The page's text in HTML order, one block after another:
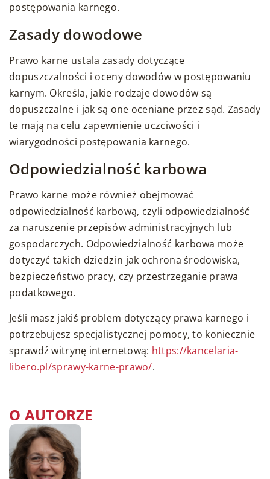
postępowania karnego.
Zasady dowodowe
Prawo karne ustala zasady dotyczące
dopuszczalności i oceny dowodów w postępowaniu
karnym. Określa, jakie rodzaje dowodów są
dopuszczalne i jak są one oceniane przez sąd. Zasady
te mają na celu zapewnienie uczciwości i
wiarygodności postępowania karnego.
Odpowiedzialność karbowa
Prawo karne może również obejmować
odpowiedzialność karbową, czyli odpowiedzialność
za naruszenie przepisów administracyjnych lub
gospodarczych. Odpowiedzialność karbowa może
dotyczyć takich dziedzin jak ochrona środowiska,
bezpieczeństwo pracy, czy przestrzeganie prawa
podatkowego.
Jeśli masz jakiś problem dotyczący prawa karnego i
potrzebujesz specjalistycznej pomocy, to koniecznie
sprawdź witrynę internetową: https://kancelaria-
libero.pl/sprawy-karne-prawo/.
O AUTORZE